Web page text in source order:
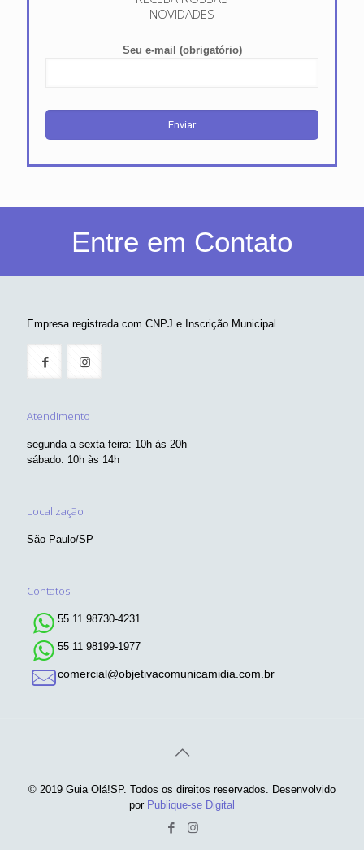
NOVIDADES
Seu e-mail (obrigatório)
Entre em Contato
Empresa registrada com CNPJ e Inscrição Municipal.
Atendimento
segunda a sexta-feira: 10h às 20h
sábado: 10h às 14h
Localização
São Paulo/SP
Contatos
55 11 98730-4231
55 11 98199-1977
comercial@objetivacomunicamidia.com.br
© 2019 Guia Olá!SP. Todos os direitos reservados. Desenvolvido
por Publique-se Digital